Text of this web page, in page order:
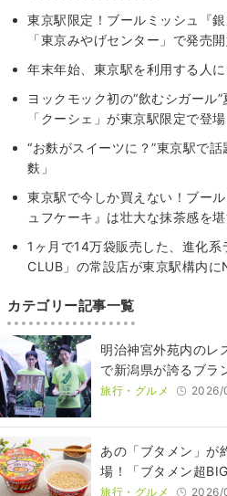
東京駅限定！ブールミッシュ『
「東京みやげセンター」で発売開
年末年始、東京駅を利用する人
ヨックモック初の“飲むシガール
「クーシェ」が東京駅限定で登場
“お麩がスイーツに？”東京駅で
麩」
東京駅で今しか買えない！ブー
ュフケーキ』は壮大な抹茶感を
1ヶ月で14万袋販売した、進化
CLUB」の常設店が東京駅構内に
カテゴリー記事一覧
明治神宮外苑内のレ
で新潟県が誇るブラ
旅行・グルメ 2026/
あの「ブタメン」が
場！「ブタメン超
旅行・グルメ 2026/